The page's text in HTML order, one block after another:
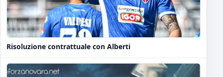
Risoluzione contrattuale con Alberti